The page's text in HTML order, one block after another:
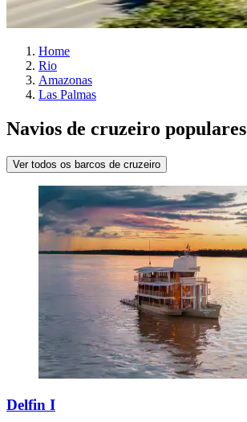
Home
Rio
Amazonas
Las Palmas
Navios de cruzeiro populares
Ver todos os barcos de cruzeiro
Delfin I